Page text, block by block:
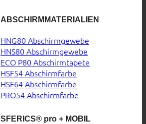
ABSCHIRMMATERIALIEN
HNG80 Abschirmgewebe
HNS80 Abschirmgewebe
ECO P80 Abschirmtapete
HSF54 Abschirmfarbe
HSF64 Abschirmfarbe
PRO54 Abschirmfarbe
SFERICS® pro + MOBIL